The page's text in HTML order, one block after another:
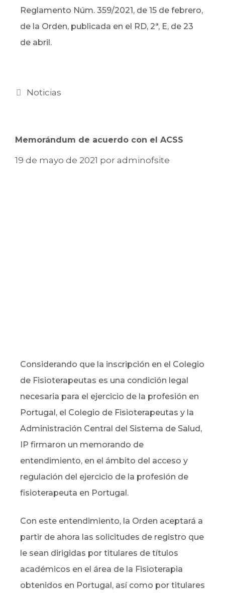
Reglamento Núm. 359/2021, de 15 de febrero,
de la Orden, publicada en el RD, 2ª, E, de 23
de abril.
Noticias
Memorándum de acuerdo con el ACSS
19 de mayo de 2021 por adminofsite
Considerando que la inscripción en el Colegio
de Fisioterapeutas es una condición legal
necesaria para el ejercicio de la profesión en
Portugal, el Colegio de Fisioterapeutas y la
Administración Central del Sistema de Salud,
IP firmaron un memorando de
entendimiento, en el ámbito del acceso y
regulación del ejercicio de la profesión de
fisioterapeuta en Portugal.
Con este entendimiento, la Orden aceptará a
partir de ahora las solicitudes de registro que
le sean dirigidas por titulares de títulos
académicos en el área de la Fisioterapia
obtenidos en Portugal, así como por titulares